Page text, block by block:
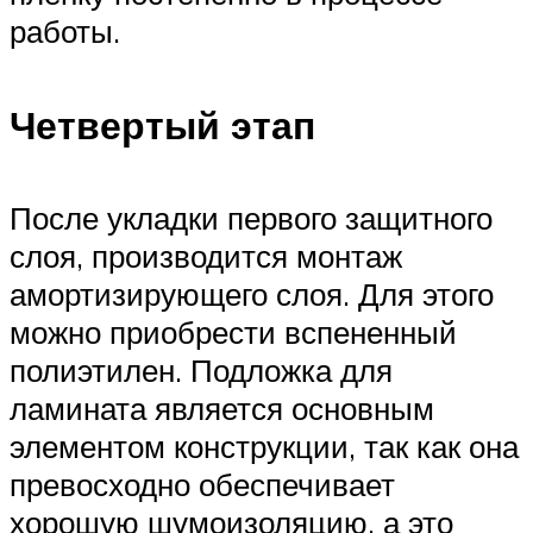
работы.
Четвертый этап
После укладки первого защитного
слоя, производится монтаж
амортизирующего слоя. Для этого
можно приобрести вспененный
полиэтилен. Подложка для
ламината является основным
элементом конструкции, так как она
превосходно обеспечивает
хорошую шумоизоляцию, а это